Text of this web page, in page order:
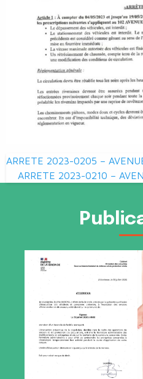
Navigation
de
ARRETE 2023-0205 –
ARRETE 2023-0210 –